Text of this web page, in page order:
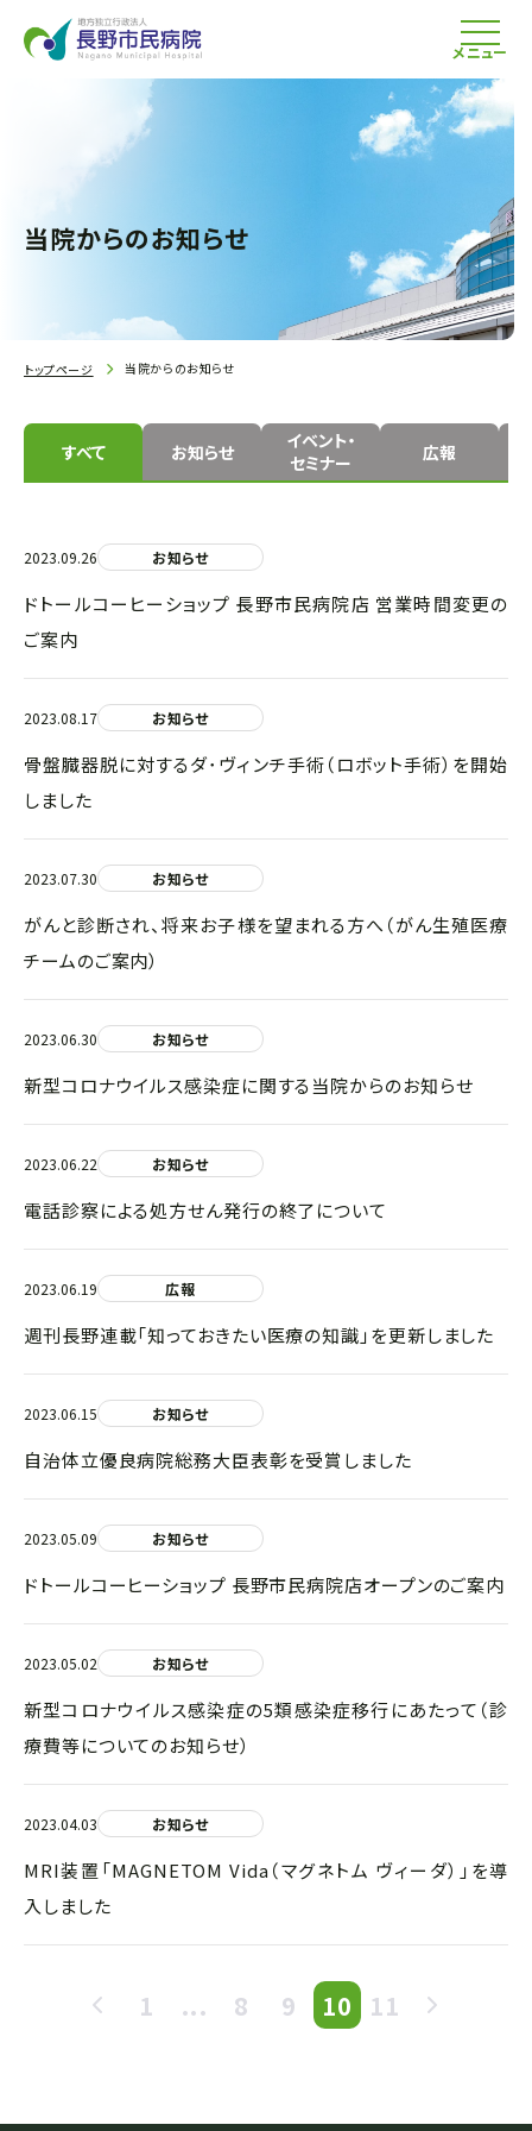
メニュー
当院からのお知らせ
トップページ 当院からのお知らせ
すべて お知らせ
イベント・
セミナー
広報
2023.09.26 お知らせ
ドトールコーヒーショップ 長野市民病院店 営業時間変更の
ご案内
2023.08.17 お知らせ
骨盤臓器脱に対するダ･ヴィンチ手術（ロボット手術）を開始
しました
2023.07.30 お知らせ
がんと診断され、将来お子様を望まれる方へ（がん生殖医療
チームのご案内）
2023.06.30 お知らせ
新型コロナウイルス感染症に関する当院からのお知らせ
2023.06.22 お知らせ
電話診察による処方せん発行の終了について
2023.06.19 広報
週刊長野連載「知っておきたい医療の知識」を更新しました
2023.06.15 お知らせ
自治体立優良病院総務大臣表彰を受賞しました
2023.05.09 お知らせ
ドトールコーヒーショップ 長野市民病院店オープンのご案内
2023.05.02 お知らせ
新型コロナウイルス感染症の5類感染症移行にあたって（診
療費等についてのお知らせ）
2023.04.03 お知らせ
MRI装置「MAGNETOM Vida（マグネトム ヴィーダ）」を導
入しました
1 ... 8 9 10 11